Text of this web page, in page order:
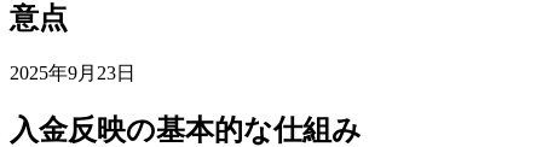
意点
2025年9月23日
入金反映の基本的な仕組み